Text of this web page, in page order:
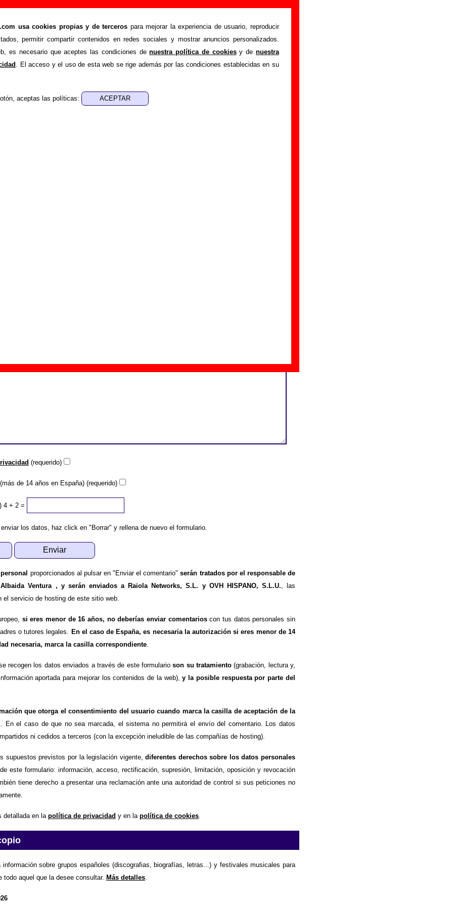
usa cookies propias y de terceros para mejorar la experiencia de usuario, reproducir
permitir compartir contenidos en redes sociales y mostrar anuncios personalizados.
es necesario que aceptes las condiciones denuestra política de cookiesy denuestra
. El acceso y el uso de esta web se rige además por las condiciones establecidas en su
aceptas las políticas:
o corregir información
>Añadir
adicional, puedes enviar nueva información o corregir la existente mediante el
o escribiendo un e-mail a guialven@musicoscopio.com.Gracias por tu
(requerido)
de 14 años en España) (requerido)
4 + 2 =
los datos, haz click en "Borrar" y rellena de nuevo el formulario.
proporcionados al pulsar en "Enviar el comentario"serán tratados por el responsable de
Ventura , y serán enviados a Raiola Networks, S.L. y OVH HISPANO, S.L.U. , las
el servicio de hosting de este sitio web.
si eres menor de 16 años, no deberías enviar comentarioscon tus datos personales sin
o tutores legales.
En el caso de España, es necesaria la autorización si eres menor de 14
necesaria, marca la casilla correspondiente
recogen los datos enviados a través de este formularioson su tratamiento(grabación, lectura y,
aportada para mejorar los contenidos de la web),y la posible respuesta por parte del
que otorga el consentimiento del usuario cuando marca la casilla de aceptación de la
. En el caso de que no sea marcada, el sistema no permitirá el envío del comentario. Los datos
ni cedidos a terceros (con la excepción ineludible de las compañías de hosting).
supuestos previstos por la legislación vigente,diferentes derechos sobre los datos personales
este formulario: información, acceso, rectificación, supresión, limitación, oposición y revocación
tiene derecho a presentar una reclamación ante una autoridad de control si sus peticiones no
detallada en la política de privacidad y en la política de cookies
información sobre grupos españoles (discografias, biografías, letras...) y festivales musicales para
todo aquel que la desee consultar. Más detalles.